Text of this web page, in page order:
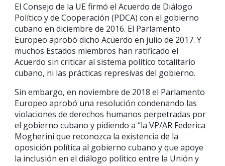
El Consejo de la UE firmó el Acuerdo de Diálogo
Político y de Cooperación (PDCA) con el gobierno
cubano en diciembre de 2016. El Parlamento
Europeo aprobó dicho Acuerdo en julio de 2017. Y
muchos Estados miembros han ratificado el
Acuerdo sin criticar al sistema político totalitario
cubano, ni las prácticas represivas del gobierno.
Sin embargo, en noviembre de 2018 el Parlamento
Europeo aprobó una resolución condenando las
violaciones de derechos humanos perpetradas por
el gobierno cubano y pidiendo a “la VP/AR Federica
Mogherini que reconozca la existencia de la
oposición política al gobierno cubano y que apoye
la inclusión en el diálogo político entre la Unión y